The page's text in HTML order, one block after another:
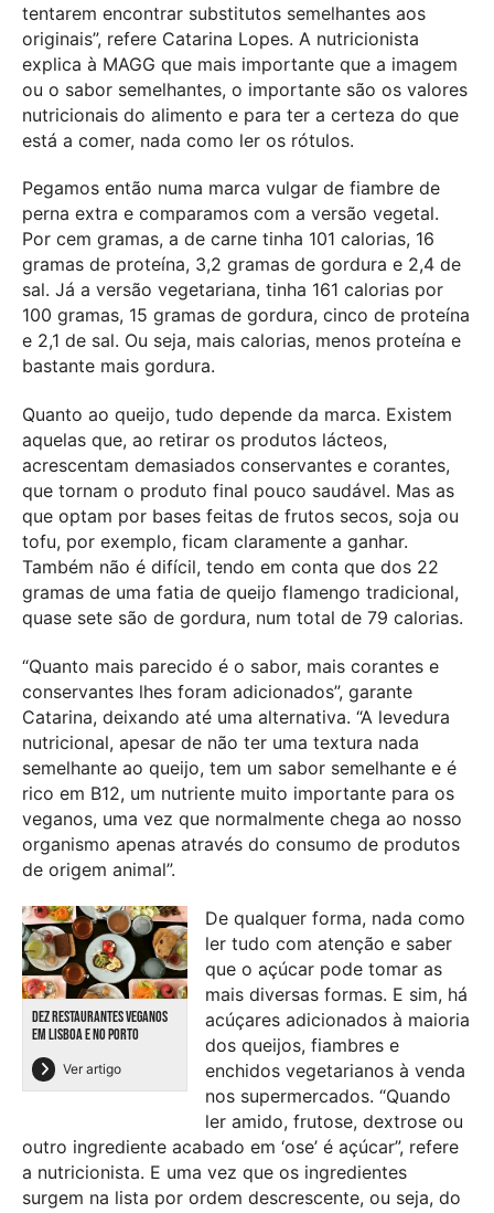
tentarem encontrar substitutos semelhantes aos
originais”, refere Catarina Lopes. A nutricionista
explica à MAGG que mais importante que a imagem
ou o sabor semelhantes, o importante são os valores
nutricionais do alimento e para ter a certeza do que
está a comer, nada como ler os rótulos.
Pegamos então numa marca vulgar de fiambre de
perna extra e comparamos com a versão vegetal.
Por cem gramas, a de carne tinha 101 calorias, 16
gramas de proteína, 3,2 gramas de gordura e 2,4 de
sal. Já a versão vegetariana, tinha 161 calorias por
100 gramas, 15 gramas de gordura, cinco de proteína
e 2,1 de sal. Ou seja, mais calorias, menos proteína e
bastante mais gordura.
Quanto ao queijo, tudo depende da marca. Existem
aquelas que, ao retirar os produtos lácteos,
acrescentam demasiados conservantes e corantes,
que tornam o produto final pouco saudável. Mas as
que optam por bases feitas de frutos secos, soja ou
tofu, por exemplo, ficam claramente a ganhar.
Também não é difícil, tendo em conta que dos 22
gramas de uma fatia de queijo flamengo tradicional,
quase sete são de gordura, num total de 79 calorias.
“Quanto mais parecido é o sabor, mais corantes e
conservantes lhes foram adicionados”, garante
Catarina, deixando até uma alternativa. “A levedura
nutricional, apesar de não ter uma textura nada
semelhante ao queijo, tem um sabor semelhante e é
rico em B12, um nutriente muito importante para os
veganos, uma vez que normalmente chega ao nosso
organismo apenas através do consumo de produtos
de origem animal”.
DEZ RESTAURANTES VEGANOS
EM LISBOA E NO PORTO
Ver artigo
De qualquer forma, nada como
ler tudo com atenção e saber
que o açúcar pode tomar as
mais diversas formas. E sim, há
acúçares adicionados à maioria
dos queijos, fiambres e
enchidos vegetarianos à venda
nos supermercados. “Quando
ler amido, frutose, dextrose ou
outro ingrediente acabado em ‘ose’ é açúcar”, refere
a nutricionista. E uma vez que os ingredientes
surgem na lista por ordem descrescente, ou seja, do